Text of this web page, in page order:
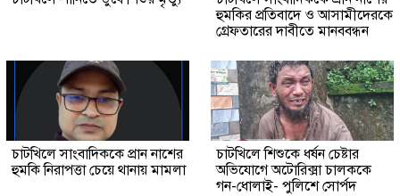
হুমকির প্রতিবাদে ও আসামীদেরকে
গ্রেফতারের দাবীতে মানববন্ধন
চাটখিলে সাংবাদিককে প্রান নাশের
হুমকি নিরাপত্তা চেয়ে থানায় মামলা
চাটখিলে শিশুকে ধর্ষন চেষ্টার
অভিযোগে অটোরিক্সা চালককে
গন-ধোলাই- পুলিশে সোর্পদ